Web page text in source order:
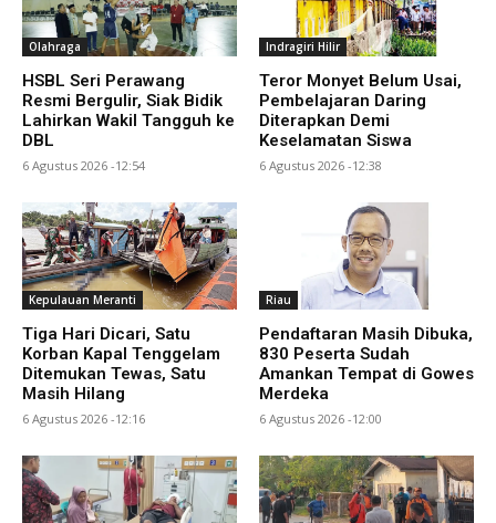
Olahraga
HSBL Seri Perawang
Resmi Bergulir, Siak Bidik
Lahirkan Wakil Tangguh ke
DBL
6 Agustus 2026 -12:54
Indragiri Hilir
Teror Monyet Belum Usai,
Pembelajaran Daring
Diterapkan Demi
Keselamatan Siswa
6 Agustus 2026 -12:38
Kepulauan Meranti
Tiga Hari Dicari, Satu
Korban Kapal Tenggelam
Ditemukan Tewas, Satu
Masih Hilang
6 Agustus 2026 -12:16
Riau
Pendaftaran Masih Dibuka,
830 Peserta Sudah
Amankan Tempat di Gowes
Merdeka
6 Agustus 2026 -12:00